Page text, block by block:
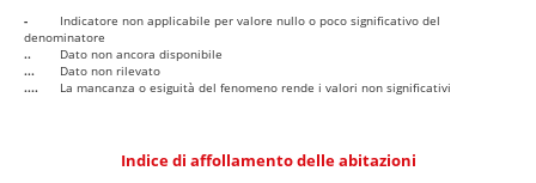
-
Indicatore non applicabile per valore nullo o poco significativo del
denominatore
..
Dato non ancora disponibile
...
Dato non rilevato
....
La mancanza o esiguità del fenomeno rende i valori non significativi
Indice di affollamento delle abitazioni